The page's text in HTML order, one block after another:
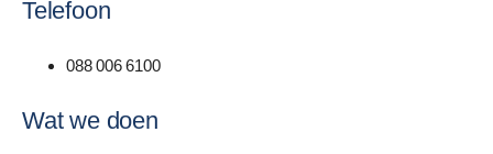
Telefoon
088 006 6100
Wat we doen